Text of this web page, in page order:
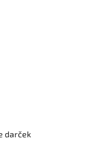
darček